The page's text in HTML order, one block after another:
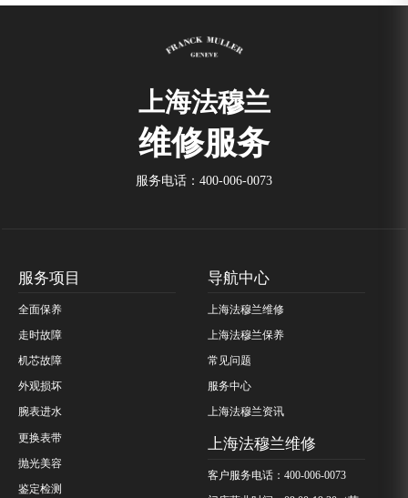
上海法穆兰
维修服务
服务电话： 400-006-0073
服务项目
全面保养
走时故障
机芯故障
外观损坏
腕表进水
更换表带
抛光美容
鉴定检测
导航中心
上海法穆兰维修
上海法穆兰保养
常见问题
服务中心
上海法穆兰资讯
上海法穆兰维修
客户服务电话：400-006-0073